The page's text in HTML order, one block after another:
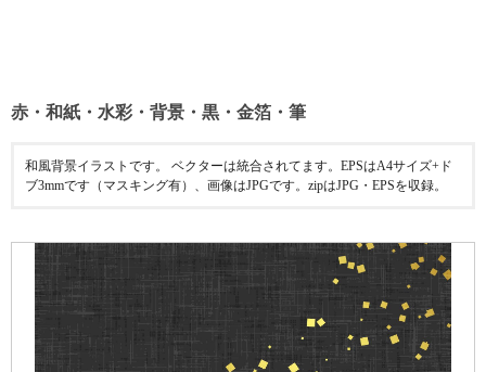
赤・和紙・水彩・背景・黒・金箔・筆
和風背景イラストです。 ベクターは統合されてます。EPSはA4サイズ+ド
ブ3mmです（マスキング有）、画像はJPGです。zipはJPG・EPSを収録。